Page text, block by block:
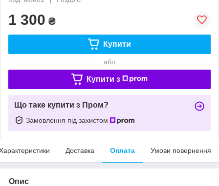
1 300 ₴
Купити
або
Купити з
Що таке купити з Пром?
Замовлення під захистом
Доставка Оплата Умови повернення
Опис